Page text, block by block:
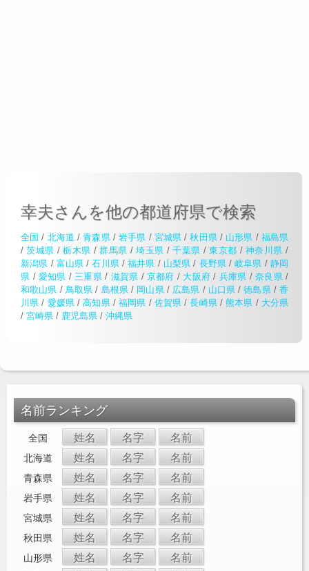
幸夫さんを他の都道府県で検索
全国 / 北海道 /青森県/ 岩手県 / 宮城県 /秋田県/ 山形県 / 福島県
/茨城県 /栃木県 /群馬県 /埼玉県 /千葉県 /東京都 /神奈川県 /
新潟県 / 富山県 /石川県/福井県 / 山梨県 / 長野県/岐阜県 / 静岡
県 / 愛知県 /三重県 / 滋賀県 / 京都府 / 大阪府 / 兵庫県 / 奈良県/
和歌山県 / 鳥取県 / 島根県/ 岡山県/ 広島県 / 山口県 /徳島県/香
川県 / 愛媛県/高知県/ 福岡県 / 佐賀県 /長崎県/熊本県 / 大分県
/ 宮崎県 / 鹿児島県 / 沖縄県
名前ランキング
全国 姓名 名字 名前
北海道 姓名 名字 名前
青森県 姓名 名字 名前
岩手県 姓名 名字 名前
宮城県 姓名 名字 名前
秋田県 姓名 名字 名前
山形県 姓名 名字 名前